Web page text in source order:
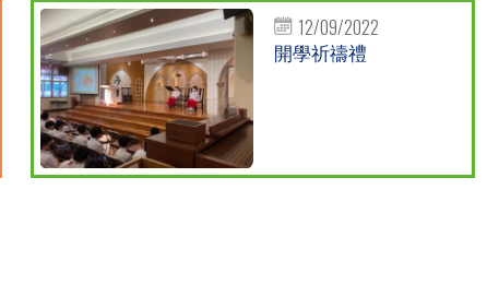
12/09/2022
開學祈禱禮